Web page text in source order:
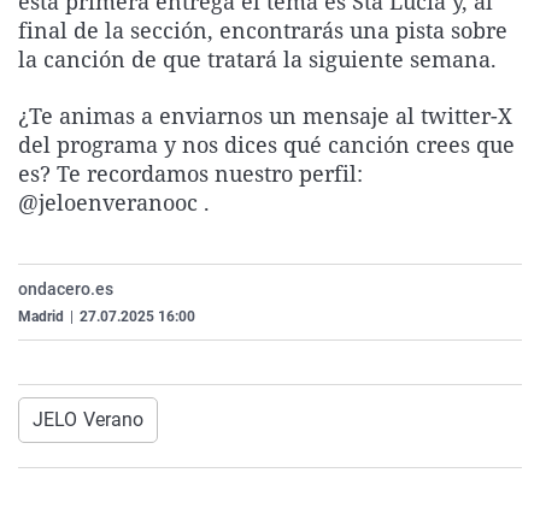
La rosa de los vientos
Gente viajera
Como el perro y el
Retornados
Equipo de
Operación Viuda
Extremadura
Galicia
La Rioja
Navarra
País Vasco
Televisión
Elecciones
final de la sección, encontrarás una pista sobre
la canción de que tratará la siguiente semana.
¿Te animas a enviarnos un mensaje al twitter-X
del programa y nos dices qué canción crees que
es? Te recordamos nuestro perfil:
@jeloenveranooc .
ondacero.es
Madrid 27.07.2025 16:00
JELO Verano